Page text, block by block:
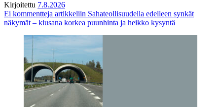
Kirjoitettu 7.8.2026
Ei kommentteja artikkeliin Sahateollisuudella edelleen synkät
näkymät – kiusana korkea puunhinta ja heikko kysyntä